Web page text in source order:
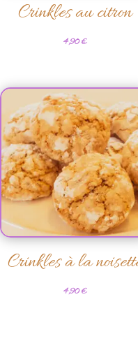
Crinkles au citron
4,90€
Crinkles à la
4,90€